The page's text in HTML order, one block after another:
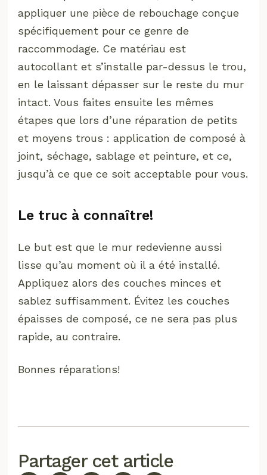
appliquer une pièce de rebouchage conçue
spécifiquement pour ce genre de
raccommodage. Ce matériau est
autocollant et s’installe par-dessus le trou,
en le laissant dépasser sur le reste du mur
intact. Vous faites ensuite les mêmes
étapes que lors d’une réparation de petits
et moyens trous : application de composé à
joint, séchage, sablage et peinture, et ce,
jusqu’à ce que ce soit acceptable pour vous.
Le truc à connaître!
Le but est que le mur redevienne aussi
lisse qu’au moment où il a été installé.
Appliquez alors des couches minces et
sablez suffisamment. Évitez les couches
épaisses de composé, ce ne sera pas plus
rapide, au contraire.
Bonnes réparations!
Partager cet article